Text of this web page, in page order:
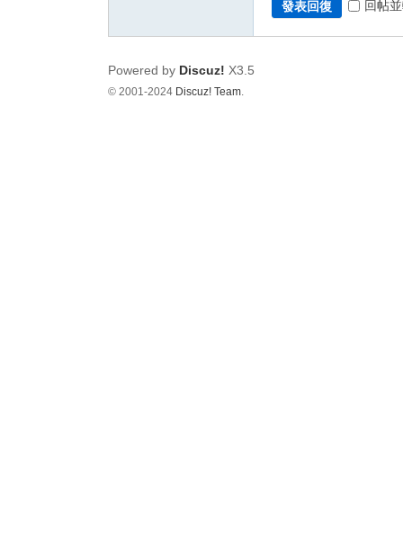
發表回復 回帖
Powered by Discuz! X3.5
© 2001-2024 Discuz! Team.